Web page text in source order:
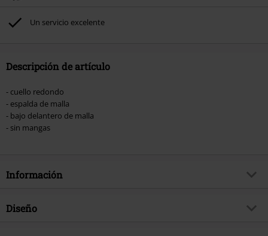
Rammstein, (Till) Lindemann, Böhse Onkelz, Broilers, Die Ärzte, Die Toten
Hosen, Metality, Funko Pop!, vales regalo y artículos que incluyan una
Un servicio excelente
Descripción de artículo
- cuello redondo
- espalda de malla
- bajo delantero de malla
- sin mangas
Información
Artículo no.
Diseño